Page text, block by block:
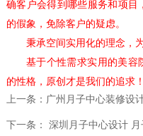
确客户会得到哪些服务和项目
的假象，免除客户的疑虑。
秉承空间实用化的理念，
基于个性需求实用的美容
的性格，原创才是我们的追求！
上一条： 广州月子中心装修设
下一条： 深圳月子中心设计